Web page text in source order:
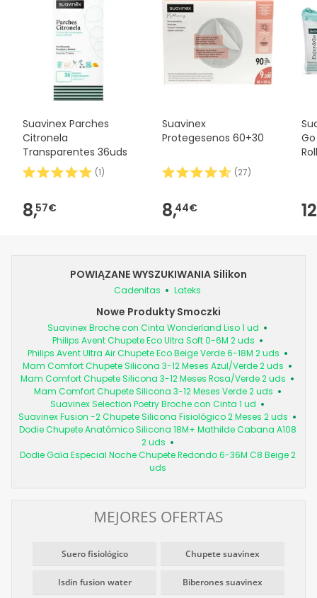
Suavinex Parches
Citronela
Transparentes 36uds
(1)
8,57€
Suavinex
Protegesenos 60+30
(27)
8,44€
POWIĄZANE WYSZUKIWANIA Silikon
Cadenitas Lateks
Nowe Produkty Smoczki
Suavinex Broche con Cinta Wonderland Liso 1 ud
Philips Avent Chupete Eco Ultra Soft 0-6M 2 uds
Philips Avent Ultra Air Chupete Eco Beige Verde 6-18M 2 uds
Mam Comfort Chupete Silicona 3-12 Meses Azul/Verde 2 uds
Mam Comfort Chupete Silicona 3-12 Meses Rosa/Verde 2 uds
Mam Comfort Chupete Silicona 3-12 Meses Verde 2 uds
Suavinex Selection Poetry Broche con Cinta 1 ud
Suavinex Fusion -2 Chupete Silicona Fisiológico 2 Meses 2 uds
Dodie Chupete Anatómico Silicona 18M+ Mathilde Cabana A108
2 uds
Dodie Gaïa Especial Noche Chupete Redondo 6-36M C8 Beige 2
uds
MEJORES OFERTAS
Suero fisiológico Chupete suavinex
Isdin fusion water Biberones suavinex